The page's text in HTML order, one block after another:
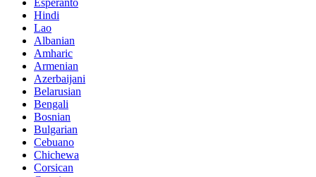
Esperanto
Hindi
Lao
Albanian
Amharic
Armenian
Azerbaijani
Belarusian
Bengali
Bosnian
Bulgarian
Cebuano
Chichewa
Corsican